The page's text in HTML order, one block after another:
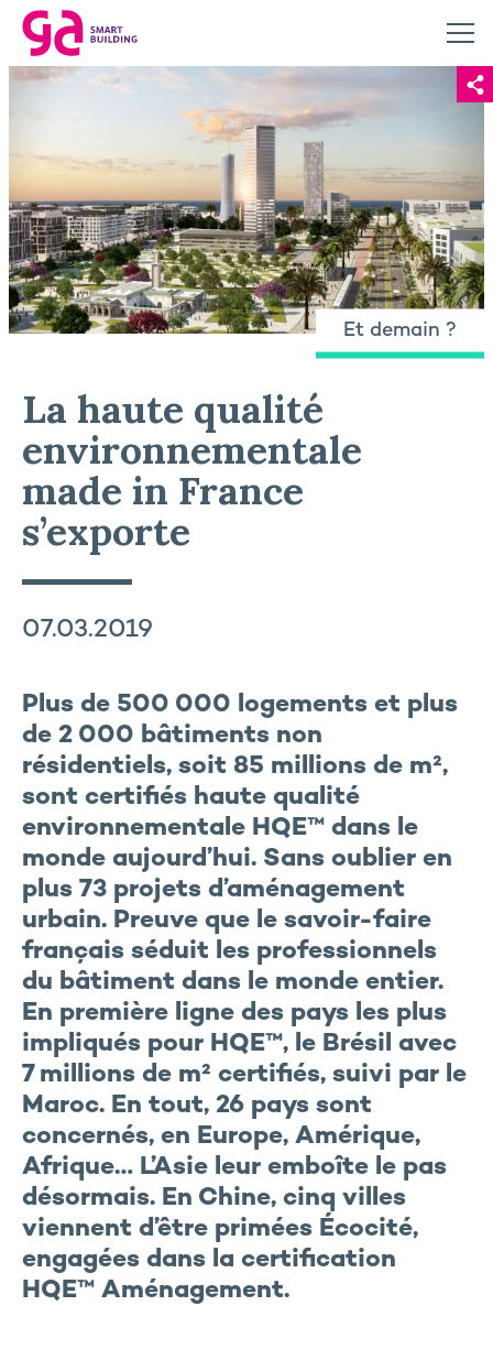
Et demain ?
La haute qualité
environnementale
made in France
s’exporte
07.03.2019
Plus de 500 000 logements et plus
de 2 000 bâtiments non
résidentiels, soit 85 millions de m²,
sont certifiés haute qualité
environnementale HQE™ dans le
monde aujourd’hui. Sans oublier en
plus 73 projets d’aménagement
urbain. Preuve que le savoir-faire
français séduit les professionnels
du bâtiment dans le monde entier.
En première ligne des pays les plus
impliqués pour HQE™, le Brésil avec
7 millions de m² certifiés, suivi par le
Maroc. En tout, 26 pays sont
concernés, en Europe, Amérique,
Afrique… L’Asie leur emboîte le pas
désormais. En Chine, cinq villes
viennent d’être primées Écocité,
engagées dans la certification
HQE™ Aménagement.